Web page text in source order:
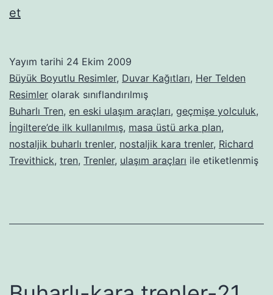
etBuharlı-
22
Yayım tarihi 24 Ekim 2009
Büyük Boyutlu Resimler, Duvar Kağıtları, Her Telden
Resimler olarak sınıflandırılmış
Buharlı Tren, en eski ulaşım araçları, geçmişe yolculuk,
İngiltere’de ilk kullanılmış, masa üstü arka plan,
nostaljik buharlı trenler, nostaljik kara trenler, Richard
Trevithick, tren, Trenler, ulaşım araçları ile etiketlenmiş